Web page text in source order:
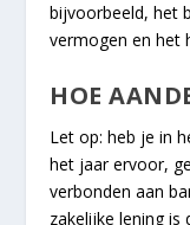
bijvoorbeeld, het
vermogen en het
HOE
Let op: heb je in
het jaar ervoor,
verbonden aan
zakelijke lening is